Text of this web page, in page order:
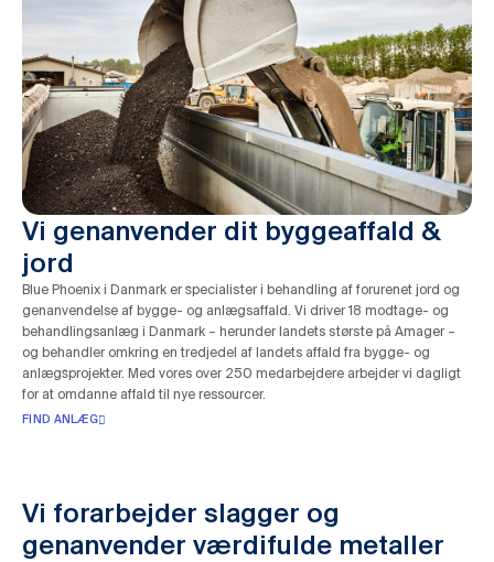
Vi genanvender dit byggeaffald &
jord
Blue Phoenix i Danmark er specialister i behandling af forurenet jord og
genanvendelse af bygge- og anlægsaffald. Vi driver 18 modtage- og
behandlingsanlæg i Danmark – herunder landets største på Amager –
og behandler omkring en tredjedel af landets affald fra bygge- og
anlægsprojekter. Med vores over 250 medarbejdere arbejder vi dagligt
for at omdanne affald til nye ressourcer.
FIND ANLÆG
Vi forarbejder slagger og
genanvender værdifulde metaller